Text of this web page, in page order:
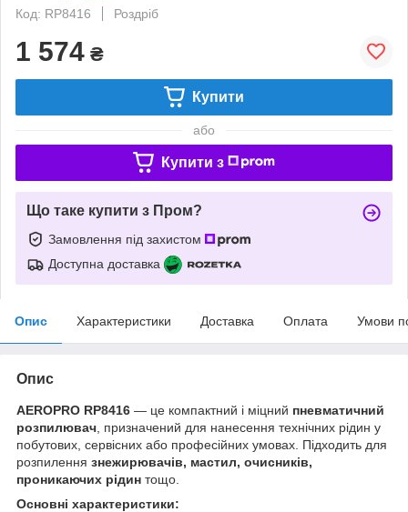
Код: RP8416
Роздріб
1 574 ₴
Купити
або
Купити з
Що таке купити з Пром?
Замовлення під захистом
Доступна доставка
Опис Характеристики Доставка Оплата Умови
Опис
AEROPRO RP8416 — це компактний і міцний пневматичний
розпилювач , призначений для нанесення технічних рідин у
побутових, сервісних або професійних умовах. Підходить для
розпилення знежирювачів, мастил, очисників,
проникаючих рідин тощо.
Основні характеристики: